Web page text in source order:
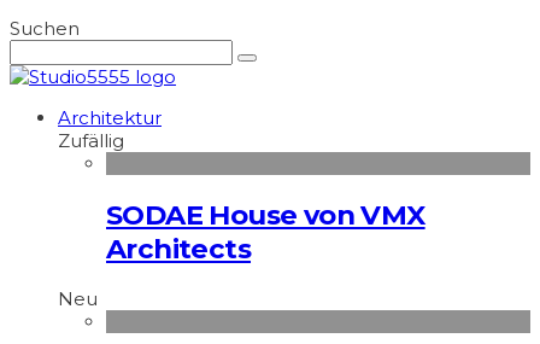
Suchen
Architektur
Zufällig
SODAE House von VMX
Architects
Neu